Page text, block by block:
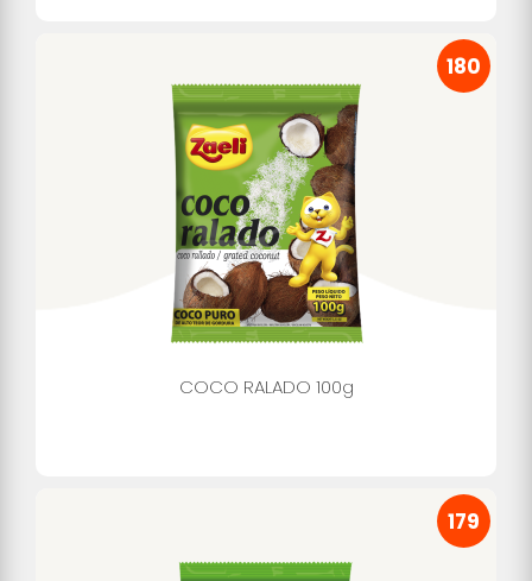
180
COCO RALADO 100g
179